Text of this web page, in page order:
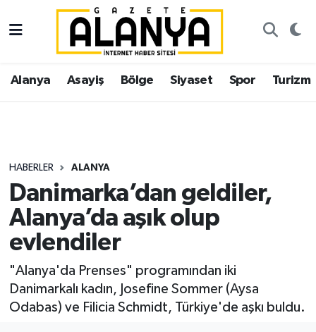
Alanya Asayiş Bölge Siyaset Spor Turizm
HABERLER ALANYA
Danimarka’dan geldiler,
Alanya’da aşık olup
evlendiler
"Alanya'da Prenses" programından iki
Danimarkalı kadın, Josefine Sommer (Aysa
Odabas) ve Filicia Schmidt, Türkiye'de aşkı buldu.
Alanya
Asayiş
Siyaset
Spor
Turizm
Ekonomi
Gazipaşa
İstanbul Nöbetçi Eczaneler
İstanbul Hava Durumu
Süper Lig Puan Durumu ve Fikstür
Tüm Manşetler
Son Dakika Haberleri
Haber Arşivi